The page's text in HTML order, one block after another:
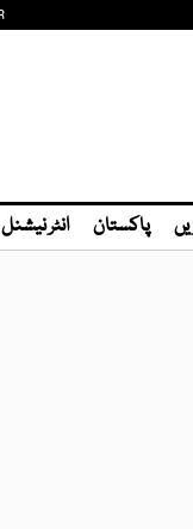
پاکستان انٹر نیشنل